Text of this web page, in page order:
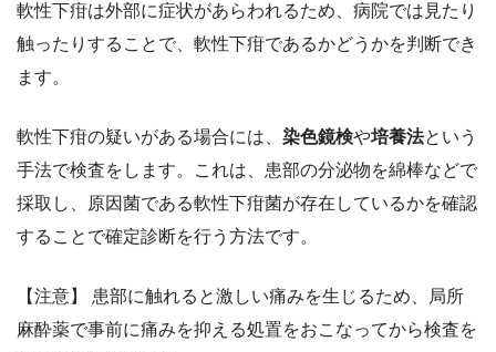
軟性下疳は外部に症状があらわれるため、病院では見たり
触ったりすることで、軟性下疳であるかどうかを判断でき
ます。
軟性下疳の疑いがある場合には、 染色鏡検や培養法という
手法で検査をします。これは、患部の分泌物を綿棒などで
採取し、原因菌である軟性下疳菌が存在しているかを確認
することで確定診断を行う方法です。
【注意】 患部に触れると激しい痛みを生じるため、局所
麻酔薬で事前に痛みを抑える処置をおこなってから検査を